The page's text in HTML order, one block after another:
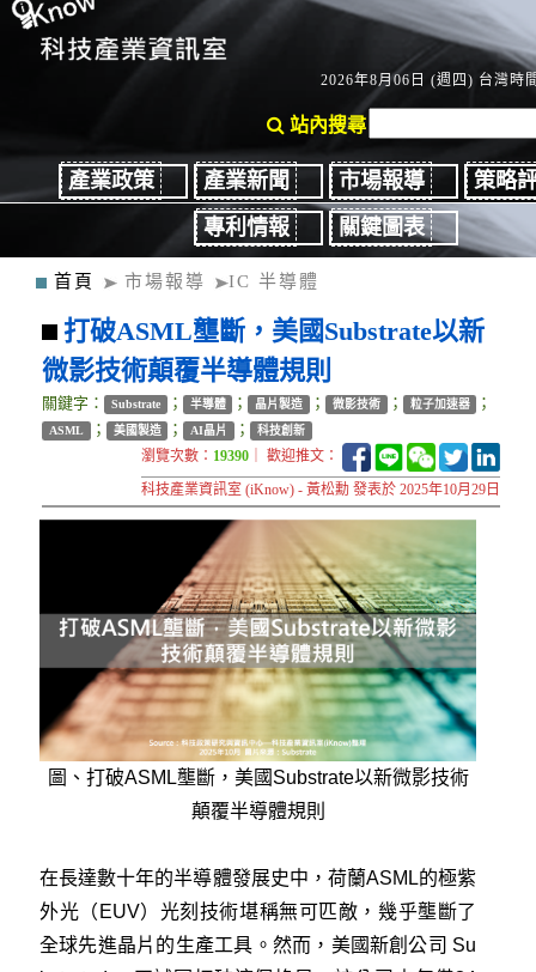
2026年8月06日 (週四) 台灣時
站內搜尋
產業政策 產業新聞 市場報導
策略
專利情報
關鍵圖表
首頁 市場報導 IC 半導體
打破ASML壟斷，美國Substrate以新
微影技術顛覆半導體規則
關鍵字： Substrate ； 半導體 ； 晶片製造 ； 微影技術 ； 粒子加速器 ；
ASML ； 美國製造 ； AI晶片 ； 科技創新
瀏覽次數： 19390 ｜ 歡迎推文：
科技產業資訊室 (iKnow) - 黃松勳 發表於 2025年10月29日
圖、打破ASML壟斷，美國Substrate以新微影技術
顛覆半導體規則
在長達數十年的半導體發展史中，荷蘭ASML的極紫
外光（EUV）光刻技術堪稱無可匹敵，幾乎壟斷了
全球先進晶片的生產工具。然而，美國新創公司 Su